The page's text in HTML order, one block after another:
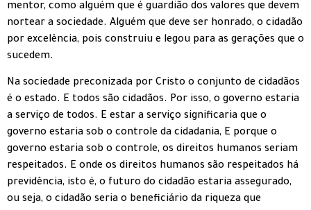
mentor, como alguém que é guardião dos valores que devem
nortear a sociedade. Alguém que deve ser honrado, o cidadão
por excelência, pois construiu e legou para as gerações que o
sucedem.
Na sociedade preconizada por Cristo o conjunto de cidadãos
é o estado. E todos são cidadãos. Por isso, o governo estaria
a serviço de todos. E estar a serviço significaria que o
governo estaria sob o controle da cidadania, E porque o
governo estaria sob o controle, os direitos humanos seriam
respeitados. E onde os direitos humanos são respeitados há
previdência, isto é, o futuro do cidadão estaria assegurado,
ou seja, o cidadão seria o beneficiário da riqueza que